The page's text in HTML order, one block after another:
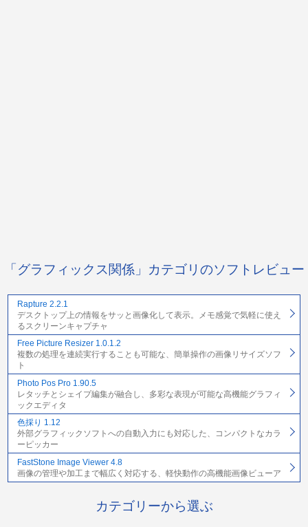
「グラフィックス関係」カテゴリのソフトレビュー
Rapture 2.2.1
デスクトップ上の情報をサッと画像化して表示。メモ感覚で気軽に使え
るスクリーンキャプチャ
Free Picture Resizer 1.0.1.2
複数の処理を連続実行することも可能な、簡単操作の画像リサイズソフ
ト
Photo Pos Pro 1.90.5
レタッチとシェイプ編集が融合し、多彩な表現が可能な高機能グラフィ
ックエディタ
色採り 1.12
外部グラフィックソフトへの自動入力にも対応した、コンパクトなカラ
ーピッカー
FastStone Image Viewer 4.8
画像の管理や加工まで幅広く対応する、軽快動作の高機能画像ビューア
カテゴリーから選ぶ